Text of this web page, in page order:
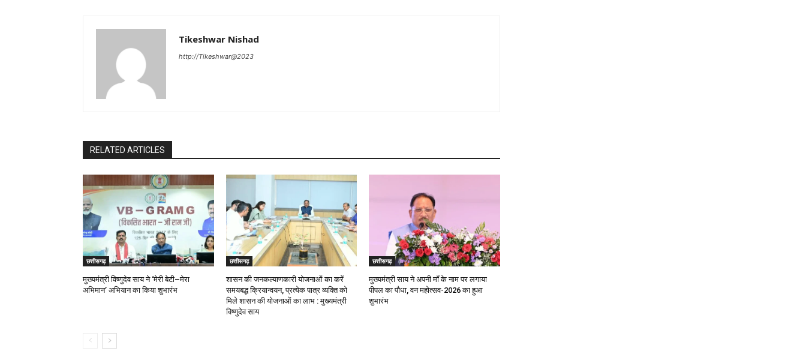
Tikeshwar Nishad
http://Tikeshwar@2023
RELATED ARTICLES
छत्तीसगढ़
मुख्यमंत्री विष्णुदेव साय ने ‘मेरी बेटी–मेरा
अभिमान’ अभियान का किया शुभारंभ
छत्तीसगढ़
शासन की जनकल्याणकारी योजनाओं का करें
समयबद्ध क्रियान्वयन, प्रत्येक पात्र व्यक्ति को
मिले शासन की योजनाओं का लाभ : मुख्यमंत्री
विष्णुदेव साय
छत्तीसगढ़
मुख्यमंत्री साय ने अपनी माँ के नाम पर लगाया
पीपल का पौधा, वन महोत्सव-2026 का हुआ
शुभारंभ